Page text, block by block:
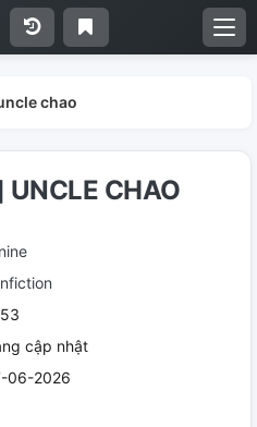
chao
CHAO
cập nhật
06-2026